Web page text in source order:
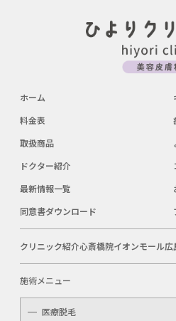
ホーム
料金表
取扱商品
ドクター紹介
最新情報一覧
同意書ダウンロード
クリニック紹介心斎橋院イオンモール広
施術メニュー
医療脱毛